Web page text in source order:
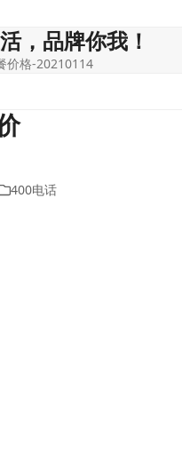
，品牌你我！
价格-20210114
400电话